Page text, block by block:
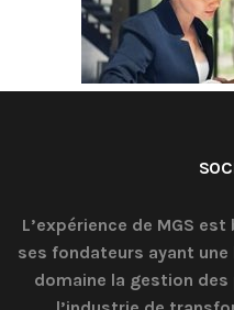
L’expérience de MGS
ses fondateurs ayant
domaine la gestion